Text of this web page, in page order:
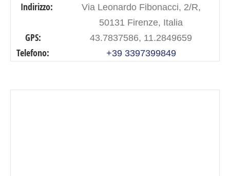
Indirizzo:
Via Leonardo Fibonacci, 2/R,
50131 Firenze, Italia
GPS: 43.7837586, 11.2849659
Telefono: +39 3397399849